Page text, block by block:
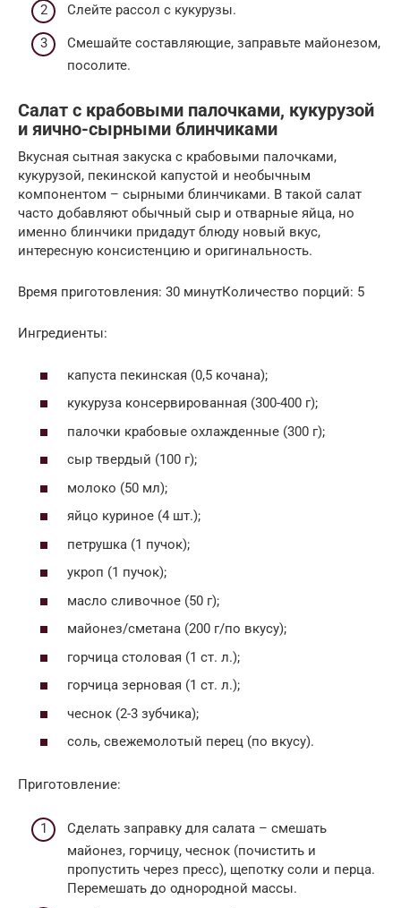
Слейте рассол с кукурузы.
Смешайте составляющие, заправьте майонезом,
посолите.
Салат с крабовыми палочками, кукурузой
и яично-сырными блинчиками
Вкусная сытная закуска с крабовыми палочками,
кукурузой, пекинской капустой и необычным
компонентом – сырными блинчиками. В такой салат
часто добавляют обычный сыр и отварные яйца, но
именно блинчики придадут блюду новый вкус,
интересную консистенцию и оригинальность.
Время приготовления: 30 минутКоличество порций: 5
Ингредиенты:
капуста пекинская (0,5 кочана);
кукуруза консервированная (300-400 г);
палочки крабовые охлажденные (300 г);
сыр твердый (100 г);
молоко (50 мл);
яйцо куриное (4 шт.);
петрушка (1 пучок);
укроп (1 пучок);
масло сливочное (50 г);
майонез/сметана (200 г/по вкусу);
горчица столовая (1 ст. л.);
горчица зерновая (1 ст. л.);
чеснок (2-3 зубчика);
соль, свежемолотый перец (по вкусу).
Приготовление:
Сделать заправку для салата – смешать
майонез, горчицу, чеснок (почистить и
пропустить через пресс), щепотку соли и перца.
Перемешать до однородной массы.